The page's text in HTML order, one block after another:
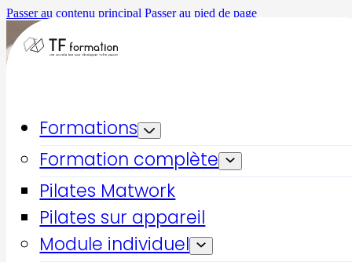
Passer au contenu principal Passer au pied de page
Formations
Formation complète
Pilates Matwork
Pilates sur appareil
Module individuel